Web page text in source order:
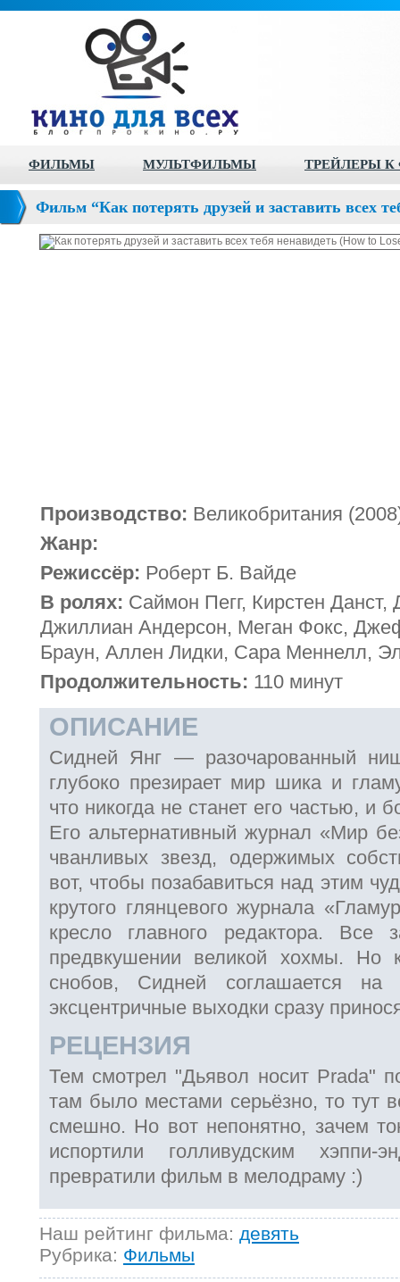
ФИЛЬМЫ МУЛЬТФИЛЬМЫ ТРЕЙЛЕРЫ
Фильм “Как потерять друзей и заставить всех
Friends & Alienate People)”
Производство: Великобритания
Жанр:
Режиссёр: Роберт Б. Вайде
В ролях: Саймон Пегг, Кирстен Данст,
Джиллиан Андерсон, Меган Фокс,
Браун, Аллен Лидки, Сара Меннелл,
Продолжительность: 110 минут
ОПИСАНИЕ
Сидней Янг — разочарованный
глубоко презирает мир шика и
что никогда не станет его частью, и
Его альтернативный журнал «Мир
чванливых звезд, одержимых
вот, чтобы позабавиться над этим
крутого глянцевого журнала
кресло главного редактора. Все
предвкушении великой хохмы. Но
снобов, Сидней соглашается
эксцентричные выходки сразу
РЕЦЕНЗИЯ
Тем смотрел "Дьявол носит Prada"
там было местами серьёзно, то тут
смешно. Но вот непонятно, зачем
испортили голливудским
превратили фильм в мелодраму :)
Наш рейтинг фильма: девять
Рубрика: Фильмы